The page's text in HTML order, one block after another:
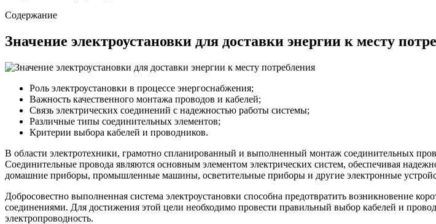
Содержание
Значение электроустановки для доставки энергии к месту
Роль электроустановки в процессе энергоснабжения;
Важность качественного монтажа проводов и кабелей;
Связь электрических соединений с надежностью работы системы;
Различные типы соединительных элементов;
Критерии выбора кабелей и проводников.
В области электротехники, грамотно спланированный и выполненный монтаж соединительных
Соединительные провода являются основным элементом электрических систем, обеспечивая
домашние приборы, промышленные машины, осветительные приборы и другие электронные
Добросовестно выполненная система электроустановки способна предотвратить возникновение
соединениями. Для достижения этой цели необходимо провести правильный выбор кабелей и
электропроводность.